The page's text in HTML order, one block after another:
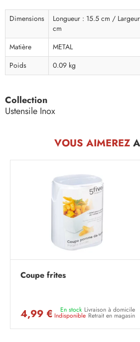
Dimensions
Longueur : 15.5 cm /
cm
Matière
METAL
Poids
0.09 kg
Collection
Ustensile Inox
VOUS AIMEREZ
Coupe frites
4,99 € En stock Livraison à domicile
Indisponible Retrait en magasin